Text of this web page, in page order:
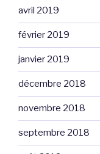
avril 2019
février 2019
janvier 2019
décembre 2018
novembre 2018
septembre 2018